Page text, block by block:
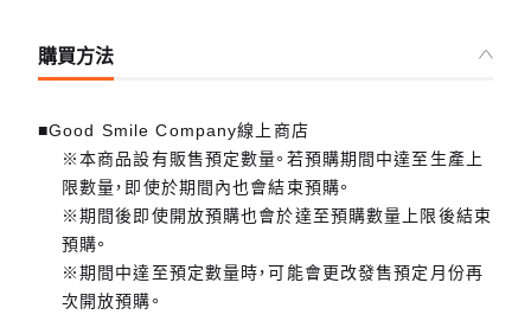
購買方法
■Good Smile Company線上商店
※本商品設有販售預定數量。若預購期間中達至生產上
限數量，即使於期間內也會結束預購。
※期間後即使開放預購也會於達至預購數量上限後結束
預購。
※期間中達至預定數量時，可能會更改發售預定月份再
次開放預購。